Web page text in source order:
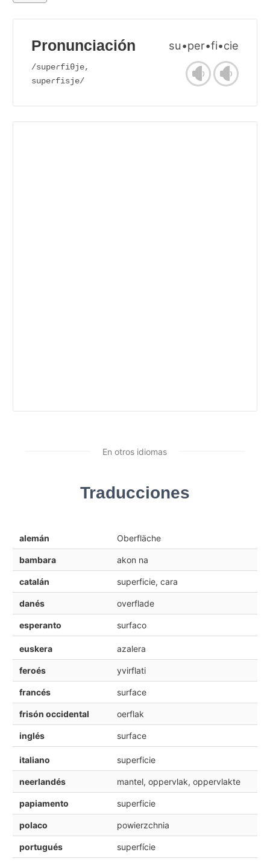
Pronunciación su•per•fi•cie
/supeɾfiθje,
supeɾfisje/
En otros idiomas
Traducciones
alemán Oberfläche
bambara akon na
catalán superficie, cara
danés overflade
esperanto surfaco
euskera azalera
feroés yvirflati
francés surface
frisón occidental oerflak
inglés surface
italiano superficie
neerlandés mantel, oppervlak, oppervlakte
papiamento superficie
polaco powierzchnia
portugués superfície